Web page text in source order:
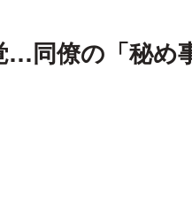
…同僚の「秘め